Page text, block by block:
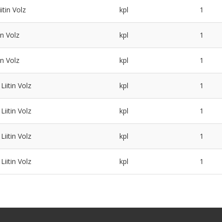
Volz kpl 1
Volz kpl 1
Volz kpl 1
Volz kpl 1
Volz kpl 1
Volz kpl 1
Volz kpl 1